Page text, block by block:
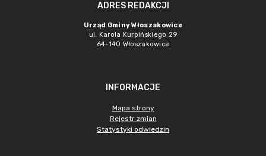
ADRES REDAKCJI
Urząd Gminy Włoszakowice
ul. Karola Kurpińskiego 29
64-140 Włoszakowice
INFORMACJE
Mapa strony
Rejestr zmian
Statystyki odwiedzin